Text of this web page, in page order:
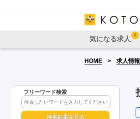
気になる求人 0
HOME 求人情
フリーワード検索